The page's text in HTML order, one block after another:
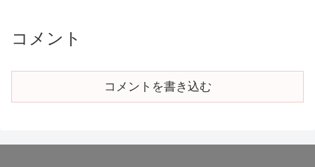
コメント
コメントを書き込む